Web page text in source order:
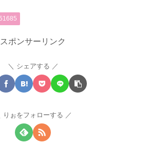
スポンサーリンク
シェアする
りぉをフォローする